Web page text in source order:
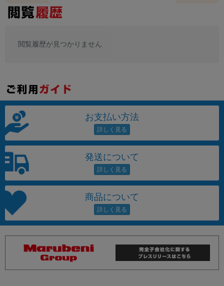
閲覧履歴が見つかりません
お支払い方法
発送について
商品について